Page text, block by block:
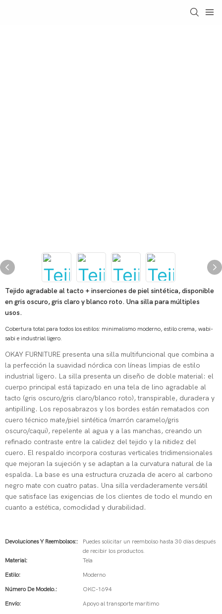
Tejido agradable al tacto + inserciones de piel sintética, disponible
en gris oscuro, gris claro y blanco roto. Una silla para múltiples
usos.
Cobertura total para todos los estilos: minimalismo moderno, estilo crema, wabi-
sabi e industrial ligero.
OKAY FURNITURE presenta una silla multifuncional que combina a
la perfección la suavidad nórdica con líneas limpias de estilo
industrial ligero. La silla presenta un diseño de doble material: el
cuerpo principal está tapizado en una tela de lino agradable al
tacto (gris oscuro/gris claro/blanco roto), transpirable, duradera y
antipilling. Los reposabrazos y los bordes están rematados con
cuero técnico mate/piel sintética (marrón caramelo/gris
oscuro/caqui), repelente al agua y a las manchas, creando un
refinado contraste entre la calidez del tejido y la nitidez del
cuero. El respaldo incorpora costuras verticales tridimensionales
que mejoran la sujeción y se adaptan a la curvatura natural de la
espalda. La base es una estructura cruzada de acero al carbono
negro mate con cuatro patas. Una silla verdaderamente versátil
que satisface las exigencias de los clientes de todo el mundo en
cuanto a estética, comodidad y durabilidad.
Devoluciones Y Reembolsos::
Puedes solicitar un reembolso hasta 30 días después
de recibir los productos.
Material:
Tela
Estilo: Moderno
Número De Modelo.: OKC-1694
Envío: Apoyo al transporte marítimo